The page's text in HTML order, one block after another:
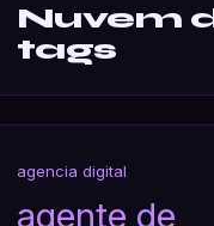
Nuvem
tags
agencia digital
agente de